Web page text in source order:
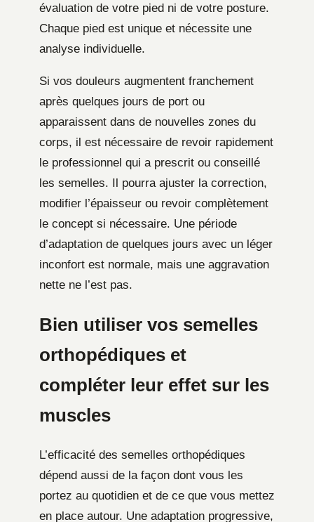
évaluation de votre pied ni de votre posture.
Chaque pied est unique et nécessite une
analyse individuelle.
Si vos douleurs augmentent franchement
après quelques jours de port ou
apparaissent dans de nouvelles zones du
corps, il est nécessaire de revoir rapidement
le professionnel qui a prescrit ou conseillé
les semelles. Il pourra ajuster la correction,
modifier l’épaisseur ou revoir complètement
le concept si nécessaire. Une période
d’adaptation de quelques jours avec un léger
inconfort est normale, mais une aggravation
nette ne l’est pas.
Bien utiliser vos semelles
orthopédiques et
compléter leur effet sur les
muscles
L’efficacité des semelles orthopédiques
dépend aussi de la façon dont vous les
portez au quotidien et de ce que vous mettez
en place autour. Une adaptation progressive,